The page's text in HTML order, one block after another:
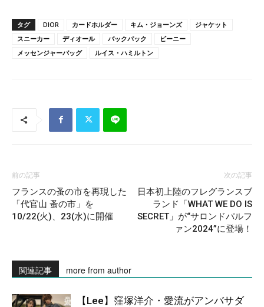
タグ DIOR カードホルダー キム・ジョーンズ
ジャケット
スニーカー
ディオール バックパック
ビーニー
メッセンジャーバッグ
ルイス・ハミルトン
前の記事
フランスの蚤の市を再現した
「代官山 蚤の市」を
10/22(火)、23(水)に開催
次の記事
日本初上陸のフレグランスブ
ランド「WHAT WE DO IS
SECRET」が“サロンドパルフ
ァン2024”に登場！
関連記事 more from author
【Lee】窪塚洋介・愛流がアンバサダ